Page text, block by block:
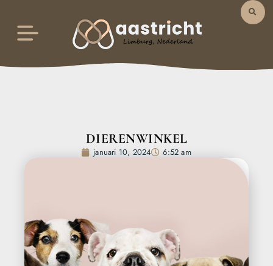
DIERENWINKEL
januari 10, 2024 6:52 am